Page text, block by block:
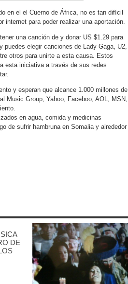
en el el Cuerno de África, no es tan difícil
para poder realizar una aportación.
una canción de y donar US $1.29 para
elegir canciones de Lady Gaga, U2,
otros para unirte a esta causa. Estos
esta iniciativa a través de sus redes
y esperan que alcance 1.000 millones de
Music Group, Yahoo, Faceboo, AOL, MSN,
en agua, comida y medicinas
de sufrir hambruna en Somalia y alrededor
DE